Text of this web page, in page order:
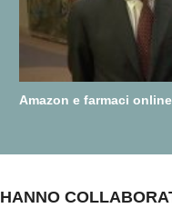
Amazon e farmaci online
HANNO